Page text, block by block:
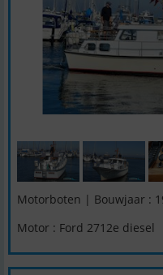
Motorboten | Bouwjaar :
Motor : Ford 2712e diesel